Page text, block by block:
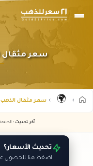
سعر مثقال
🌍 سعر مثقال الذهب عيار 24
آخر تحديث : الجمعة
تحديث الأسعار؟
اضغط هنا للحصول